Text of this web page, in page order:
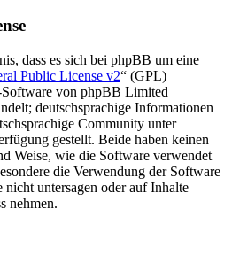
dass es sich bei phpBB um eine
Public License v2“ (GPL)
Software von phpBB Limited
deutschsprachige Informationen
Community unter
gestellt. Beide haben keinen
Weise, wie die Software verwendet
die Verwendung der Software
untersagen oder auf Inhalte
nehmen.